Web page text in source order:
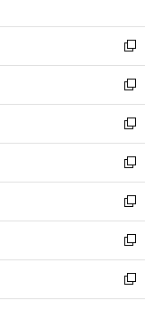
開
く
ウ
で
開
く
ン
ド
ウ
で
開
く
ウ
ィ
ン
ド
ウ
で
開
く
新
し
い
ウ
ィ
ン
ド
ウ
で
開
く
新
し
い
ウ
ィ
ン
ド
ウ
で
開
く
新
し
い
ウ
ィ
ン
ド
ウ
で
開
新
し
い
ウ
ィ
ン
ド
ウ
新
し
い
ウ
ィ
ン
新
し
い
ウ
新
し